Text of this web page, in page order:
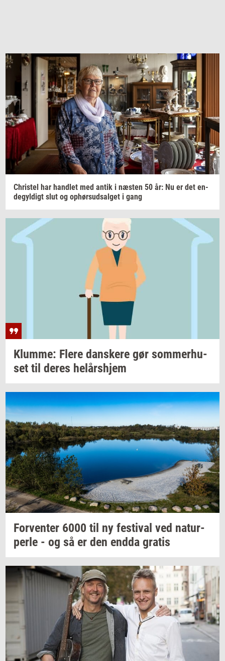
Chri­stel har hand­let med antik i næ­sten 50 år: Nu er det en­
de­gyl­digt slut og op­hør­s­ud­sal­get i gang
Klum­me: Flere dan­ske­re gør som­mer­hu­
set til deres helårs­hjem
For­ven­ter 6000 til ny festi­val ved na­tur­
per­le - og så er den endda gra­tis